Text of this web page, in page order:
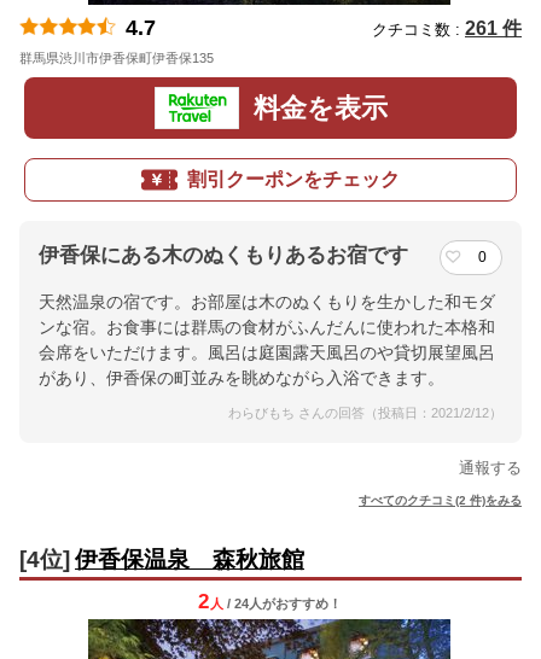
4.7 クチコミ数 : 261 件
群馬県渋川市伊香保町伊香保135
料金を表示
割引クーポンをチェック
伊香保にある木のぬくもりあるお宿です 0
天然温泉の宿です。お部屋は木のぬくもりを生かした和モダ
ンな宿。お食事には群馬の食材がふんだんに使われた本格和
会席をいただけます。風呂は庭園露天風呂のや貸切展望風呂
があり、伊香保の町並みを眺めながら入浴できます。
わらびもち さんの回答（投稿日：2021/2/12）
通報する
すべてのクチコミ(2 件)をみる
[4位] 伊香保温泉 森秋旅館
2 人 / 24人がおすすめ！